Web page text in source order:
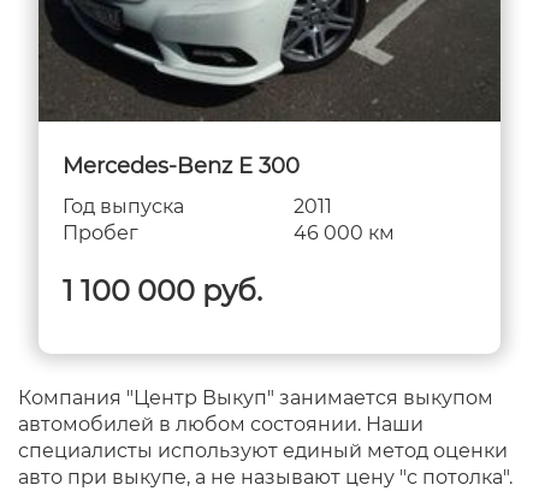
Mercedes-Benz E 300
Год выпуска
2011
Пробег
46 000 км
1 100 000 руб.
Компания "Центр Выкуп" занимается выкупом
автомобилей в любом состоянии. Наши
специалисты используют единый метод оценки
авто при выкупе, а не называют цену "с потолка".